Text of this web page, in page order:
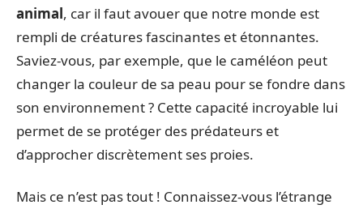
animal, car il faut avouer que notre monde est
rempli de créatures fascinantes et étonnantes.
Saviez-vous, par exemple, que le caméléon peut
changer la couleur de sa peau pour se fondre dans
son environnement ? Cette capacité incroyable lui
permet de se protéger des prédateurs et
d’approcher discrètement ses proies.
Mais ce n’est pas tout ! Connaissez-vous l’étrange